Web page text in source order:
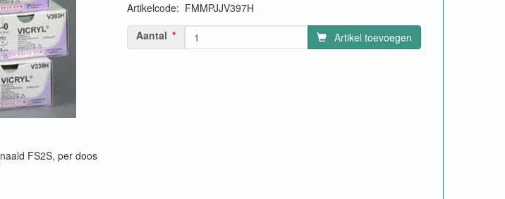
Artikelcode: FMMPJJV397H
Aantal
Artikel toevoegen
FS2S, per doos